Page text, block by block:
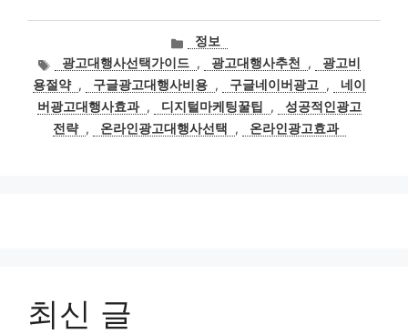
카
테
고
리
정보
태
그
광고대행사선택가이드 , 광고대행사추천 ,
광고비
용절약 , 구글광고대행사비용 , 구글네이버광고 ,
네이
버광고대행사효과 , 디지털마케팅꿀팁 ,
성공적인광고
전략 , 온라인광고대행사선택 , 온라인광고효과
최신 글